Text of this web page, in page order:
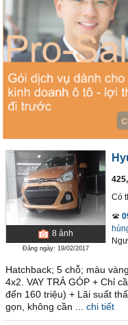
8 ảnh
Đăng ngày: 19/02/2017
Có
Hatchback; 5 chỗ; màu
4x2. VAY TRẢ GÓP + Chỉ
đến 160 triệu) + Lãi suất
gọn, không cần ...
chi tiết